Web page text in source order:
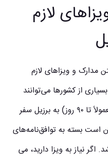
لازم
مدارک و ویزاهای لازم
از کشورها می‌توانند
بدون ویزا برای مدت کوتاهی (معمولاً تا ۹۰ روز) به برزیل سفر
است بسته به توافق‌نامه‌های
اگر نیاز به ویزا دارید، می